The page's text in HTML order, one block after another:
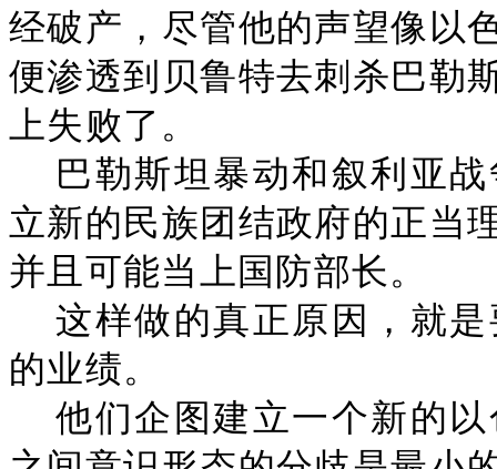
经破产，尽管他的声望像以
便渗透到贝鲁特去刺杀巴勒
上失败了。
巴勒斯坦暴动和叙利亚
立新的民族团结政府的正当
并且可能当上国防部长。
这样做的真正原因，就
的业绩。
他们企图建立一个新的